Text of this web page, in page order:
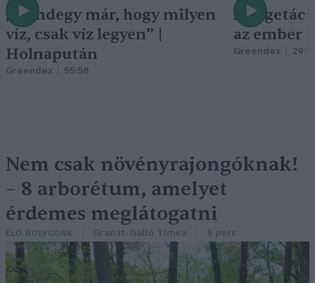
„Mindegy már, hogy milyen
víz, csak víz legyen” |
Holnapután
Greendex 55:58
A
az ember
Greendex
Nem csak növényrajongóknak!
– 8 arborétum, amelyet
érdemes meglátogatni
ÉLŐ BOLYGÓNK Granát-Galló Tímea 5 perc